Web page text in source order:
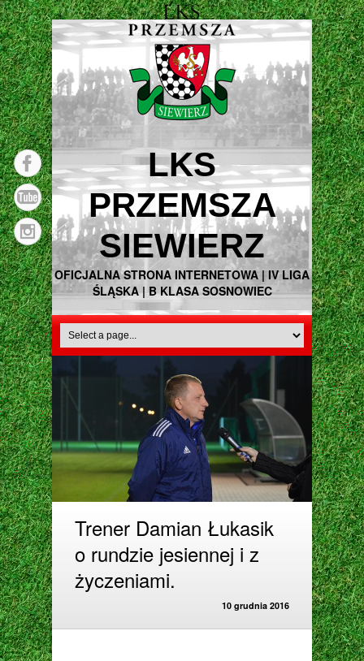
LKS
PRZEMSZA
SIEWIERZ
OFICJALNA STRONA INTERNETOWA | IV LIGA
ŚLĄSKA | B KLASA SOSNOWIEC
Trener Damian Łukasik
o rundzie jesiennej i z
życzeniami.
10 grudnia 2016